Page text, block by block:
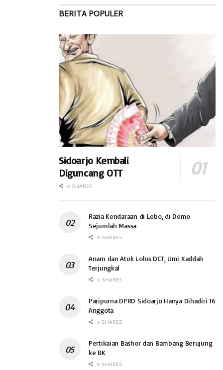
BERITA POPULER
Sidoarjo Kembali
Diguncang OTT
0 SHARES
Razia Kendaraan di Lebo, di Demo
Sejumlah Massa
0 SHARES
Anam dan Atok Lolos DCT, Umi Kaddah
Terjungkal
0 SHARES
Paripurna DPRD Sidoarjo Hanya Dihadiri 16
Anggota
0 SHARES
Pertikaian Bashor dan Bambang Berujung
ke BK
0 SHARES